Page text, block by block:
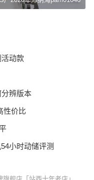
动款
辨版本
性价比
小时动储评测